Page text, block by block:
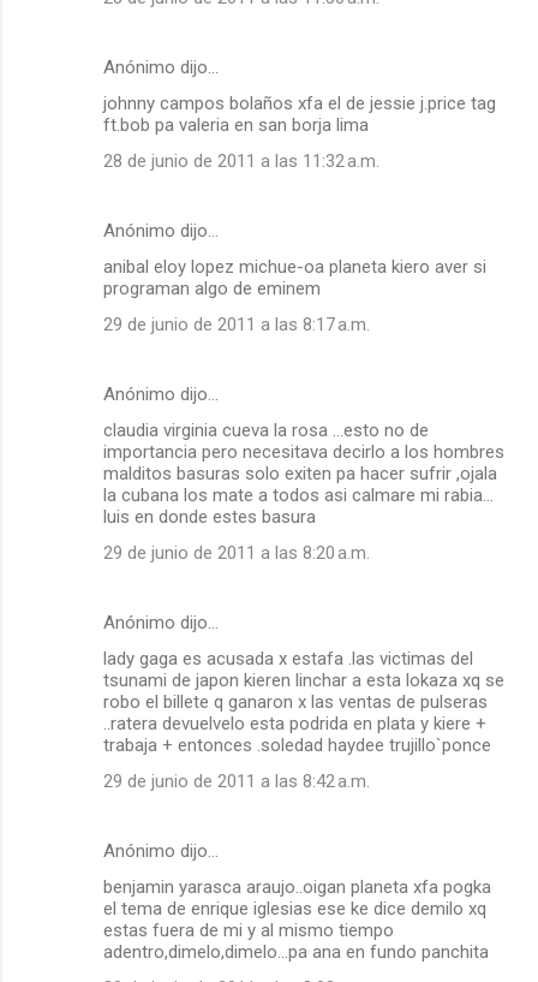
Anónimo dijo…
johnny campos bolaños xfa el de jessie j.price tag
ft.bob pa valeria en san borja lima
28 de junio de 2011 a las 11:32 a.m.
Anónimo dijo…
anibal eloy lopez michue-oa planeta kiero aver si
programan algo de eminem
29 de junio de 2011 a las 8:17 a.m.
Anónimo dijo…
claudia virginia cueva la rosa ...esto no de
importancia pero necesitava decirlo a los hombres
malditos basuras solo exiten pa hacer sufrir ,ojala
la cubana los mate a todos asi calmare mi rabia...
luis en donde estes basura
29 de junio de 2011 a las 8:20 a.m.
Anónimo dijo…
lady gaga es acusada x estafa .las victimas del
tsunami de japon kieren linchar a esta lokaza xq se
robo el billete q ganaron x las ventas de pulseras
..ratera devuelvelo esta podrida en plata y kiere +
trabaja + entonces .soledad haydee trujillo`ponce
29 de junio de 2011 a las 8:42 a.m.
Anónimo dijo…
benjamin yarasca araujo..oigan planeta xfa pogka
el tema de enrique iglesias ese ke dice demilo xq
estas fuera de mi y al mismo tiempo
adentro,dimelo,dimelo...pa ana en fundo panchita